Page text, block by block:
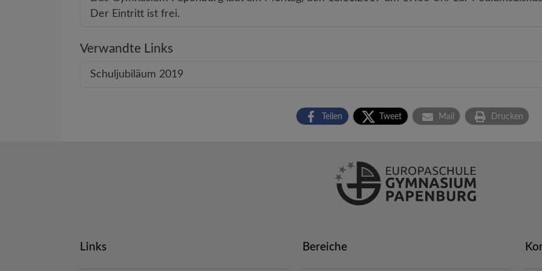
Der Eintritt ist frei.
Verwandte Links
Schuljubiläum 2019
Teilen Tweet Mail Drucken
Links Bereiche